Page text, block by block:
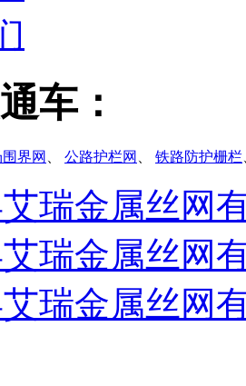
车：
界网 公路护栏网 铁路防护栅栏